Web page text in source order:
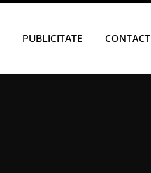
PUBLICITATE CONTACT